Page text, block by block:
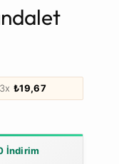
3x₺19,67
İndirim